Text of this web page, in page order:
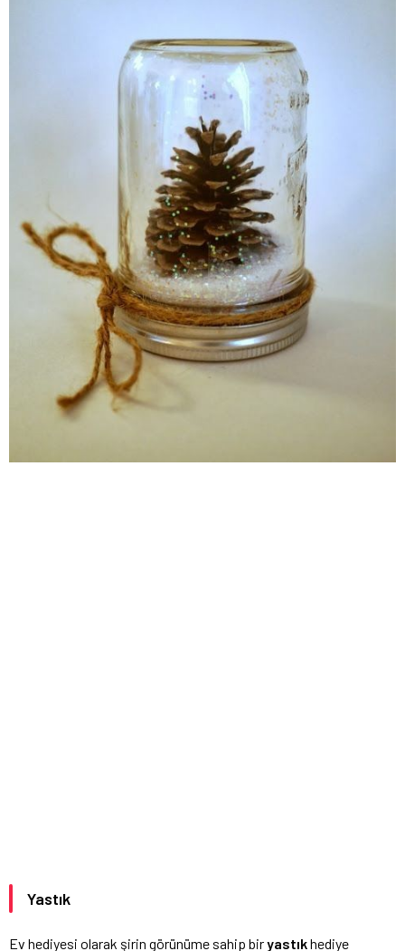
Yastık
Ev hediyesi olarak şirin görünüme sahip biryastıkhediye